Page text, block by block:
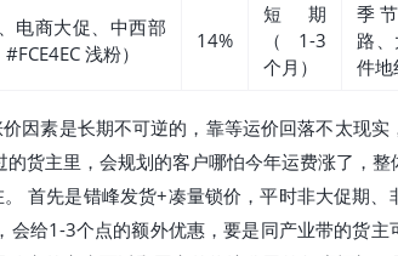
电商大促、中西部
浅粉）
14%
短期
（1-3
个月）
季
路
件地
因素是长期不可逆的，靠等运价回落不太现实
货主里，会规划的客户哪怕今年运费涨了，
首先是错峰发货+凑量锁价，平时非大促期、
会给1-3个点的额外优惠，要是同产业带的货主